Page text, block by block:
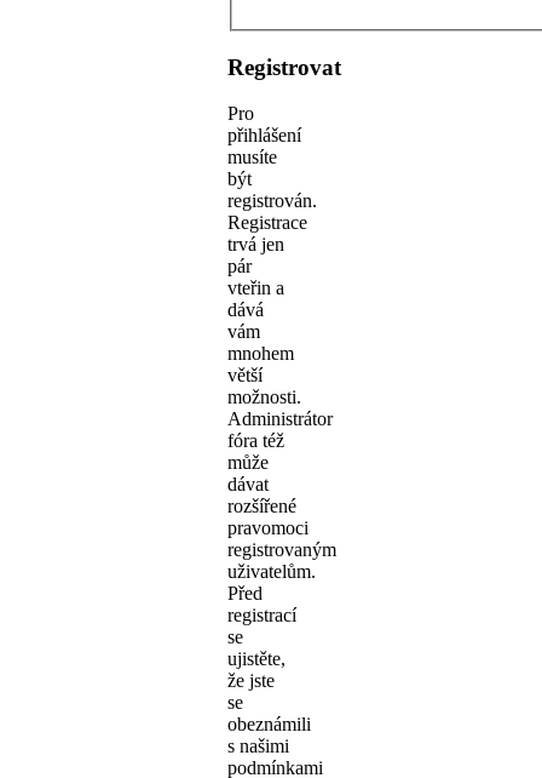
Registrovat
Pro
přihlášení
musíte
být
registrován.
Registrace
trvá jen
pár
vteřin a
dává
vám
mnohem
větší
možnosti.
Administrátor
fóra též
může
dávat
rozšířené
pravomoci
registrovaným
uživatelům.
Před
registrací
se
ujistěte,
že jste
se
obeznámili
s našimi
podmínkami